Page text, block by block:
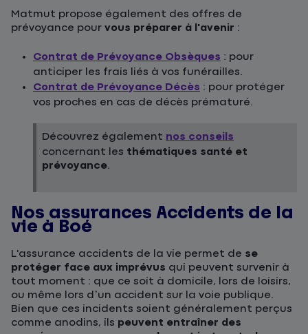
Matmut propose également des offres de
prévoyance pour vous préparer à l'avenir :
Contrat de Prévoyance Obsèques : pour
anticiper les frais liés à vos funérailles.
Contrat de Prévoyance Décès : pour protéger
vos proches en cas de décès prématuré.
Découvrez également nos conseils
concernant les thématiques santé et
prévoyance.
Nos assurances Accidents de la
vie à Boé
L'assurance accidents de la vie permet de se
protéger face aux imprévus qui peuvent survenir à
tout moment : que ce soit à domicile, lors de loisirs,
ou même lors d’un accident sur la voie publique.
Bien que ces incidents soient généralement perçus
comme anodins, ils peuvent entraîner des